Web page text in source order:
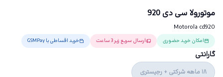
موتورولا سی دی 920
Motorola cd920
امکان خرید حضوری ارسال سریع زیر 3 ساعت خرید اقساطی با GSMPay
گارانتی
18 ماهه شرکتی + رجیستری